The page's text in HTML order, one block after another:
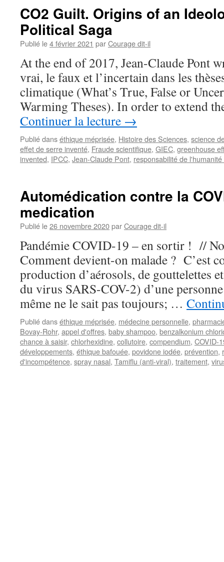
CO2 Guilt. Origins of an
Political Saga
Publié le4 février 2021 parCourage dit-il
At the end of 2017, Jean-Claude Pont
vrai, le faux et l’incertain dans les
climatique (What’s True, False or
Warming Theses). In order to extend
Continuer la lecture →
Publié danséthique méprisée, Histoire des Sciences, science
effet de serre inventé, Fraude scientifique, GIEC, greenhouse
invented, IPCC, Jean-Claude Pont, responsabilité de
Automédication contre la
medication
Publié le26 novembre 2020parCourage dit-il
Pandémie COVID-19 – en sortir ! //
Comment devient-on malade ? C’est
production d’aérosols, de gouttelettes
du virus SARS-COV-2) d’une
même ne le sait pas toujours; …
Publié danséthique méprisée, médecine personnelle,
Bovay-Rohr, appel d'offres, baby shampoo, benzalkonium
chance à saisir, chlorhexidine, collutoire, compendium, COVID-
développements, éthique bafouée, povidone iodée, prévention,
d'incompétence, spray nasal, Tamiflu (anti-viral), traitement,